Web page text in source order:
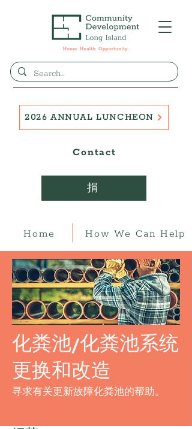
捐
Contact
2026 ANNUAL LUNCHEON
Home How We Can Help
化粪池/化粪池系统
更换和改造
寻求有关更新故障化粪池的帮助。